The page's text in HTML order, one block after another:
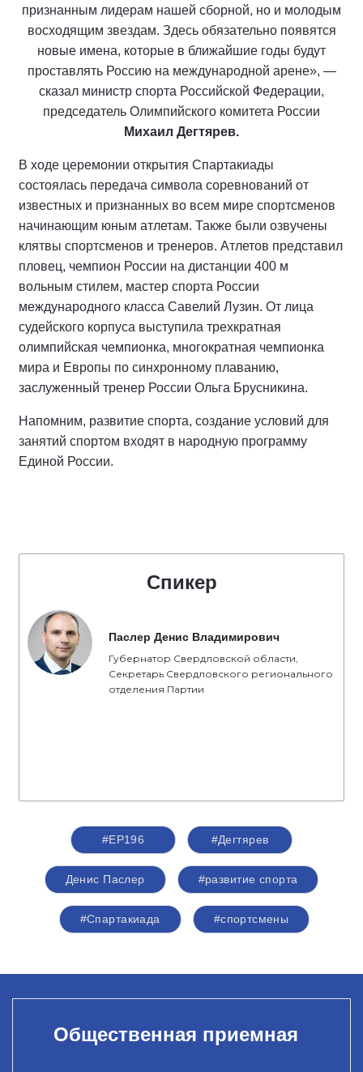
признанным лидерам нашей сборной, но и молодым
восходящим звездам. Здесь обязательно появятся
новые имена, которые в ближайшие годы будут
проставлять Россию на международной арене», —
сказал министр спорта Российской Федерации,
председатель Олимпийского комитета России
Михаил Дегтярев.
В ходе церемонии открытия Спартакиады
состоялась передача символа соревнований от
известных и признанных во всем мире спортсменов
начинающим юным атлетам. Также были озвучены
клятвы спортсменов и тренеров. Атлетов представил
пловец, чемпион России на дистанции 400 м
вольным стилем, мастер спорта России
международного класса Савелий Лузин. От лица
судейского корпуса выступила трехкратная
олимпийская чемпионка, многократная чемпионка
мира и Европы по синхронному плаванию,
заслуженный тренер России Ольга Брусникина.
Напомним, развитие спорта, создание условий для
занятий спортом входят в народную программу
Единой России.
Спикер
Паслер Денис Владимирович
Губернатор Свердловской области,
Секретарь Свердловского регионального
отделения Партии
#ЕР196 #Дегтярев
Денис Паслер #развитие спорта
#Спартакиада #спортсмены
Общественная приемная